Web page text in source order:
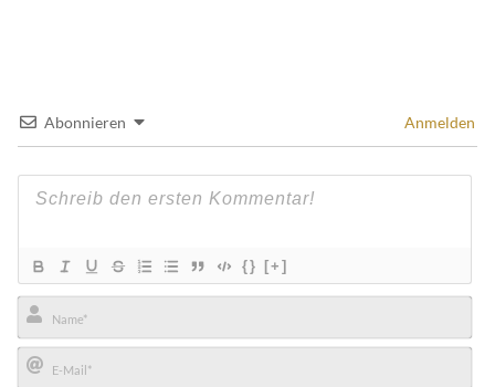
Abonnieren Anmelden
{} [+]
Name*